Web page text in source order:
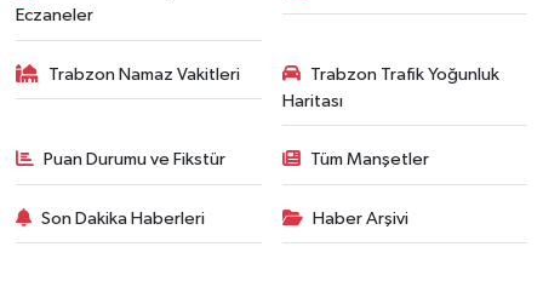
Eczaneler
Trabzon Namaz Vakitleri
Trabzon Trafik Yoğunluk
Haritası
Puan Durumu ve Fikstür Tüm Manşetler
Son Dakika Haberleri Haber Arşivi